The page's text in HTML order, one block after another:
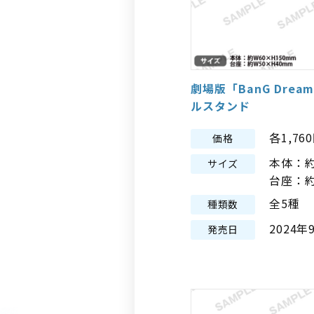
劇場版「BanG
ルスタンド
価格 各
サイズ
本体：
台座：
種類数 全5種
発売日 2024年